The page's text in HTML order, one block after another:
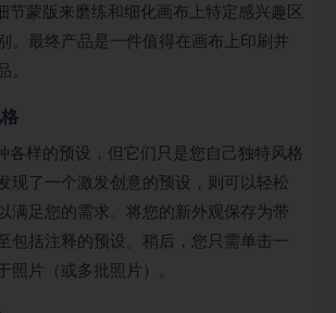
节蒙版来磨练和细化画布上特定感兴趣区
。最终产品是一件值得在画布上印刷并
。
各样的预设，但它们只是您自己独特风格
现了一个激发创意的预设，则可以轻松
满足您的需求。将您的新外观保存为带
包括注释的预设。稍后，您只需单击一
照片（或多批照片）。